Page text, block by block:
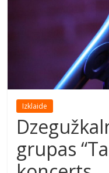
Izklaide
grupas